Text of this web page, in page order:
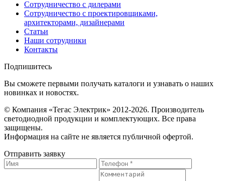
Сотрудничество с дилерами
Сотрудничество с проектировщиками,
архитекторами, дизайнерами
Статьи
Наши сотрудники
Контакты
Подпишитесь
Вы сможете первыми получать каталоги и узнавать о наших
новинках и новостях.
© Компания «Тегас Электрик» 2012-2026. Производитель
светодиодной продукции и комплектующих. Все права
защищены.
Информация на сайте не является публичной офертой.
Отправить заявку